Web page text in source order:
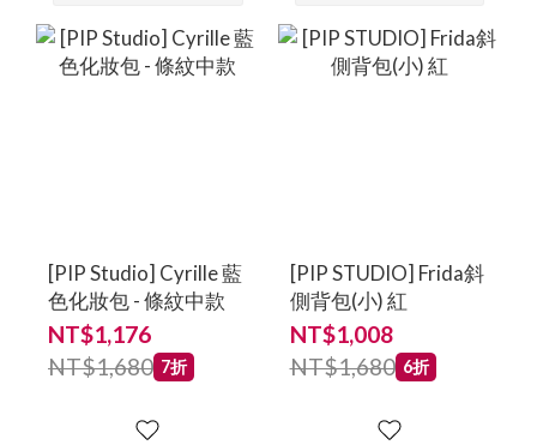
[PIP Studio] Cyrille 藍
色化妝包 - 條紋中款
NT$1,176
NT$1,680 7折
[PIP STUDIO] Frida斜
側背包(小) 紅
NT$1,008
NT$1,680 6折